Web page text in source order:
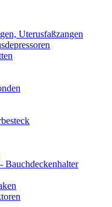
Uterusfaßzangen
Bauchdeckenhalter